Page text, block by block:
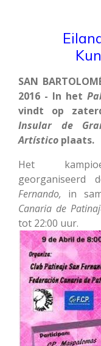
SAN
2016 - In het
vindt op
Insular de
Artístico plaats.
Het
georganiseerd
Fernando, in
Canaria de
tot 22:00 uur.